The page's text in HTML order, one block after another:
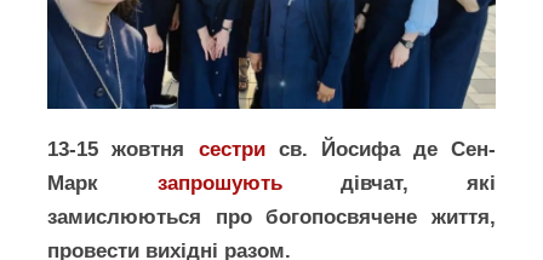
13-15 жовтня сестрисв. Йосифа де Сен-
Марк запрошуютьдівчат, які
замислюються про богопосвячене життя,
провести вихідні разом.